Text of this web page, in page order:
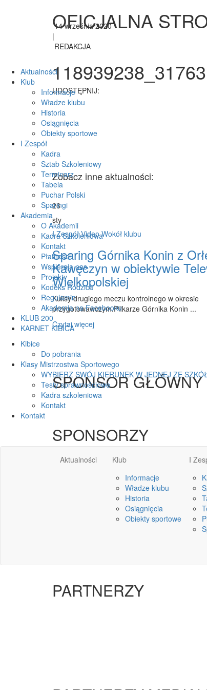
OFICJALNA
Aktualności
Klub
Informacje
Władze klubu
Historia
Osiągnięcia
Obiekty sportowe
I Zespół
Kadra
Sztab Szkoleniowy
Terminarz
Tabela
Puchar Polski
Sparingi
Akademia
O Akademii
Kadra Szkoleniowa
Kontakt
Płatności
Wspierają nas
Projekty
Kodeks Rodzica
Regulamin
Akademia na Facebooku
KLUB 200
KARNET KIBICA
Kibice
Do pobrania
Klasy Mistrzostwa Sportowego
WYBIERZ SWÓJ KIERUNEK W JEDNEJ ZE
Testy sprawnościowe
Kadra szkoleniowa
Kontakt
Kontakt
Aktualności
Klub
Informacje
Władze klubu
Historia
Osiągnięcia
Obiekty sportowe
I
14 września 2020
|
REDAKCJA
UDOSTĘPNIJ:
Facebook
Twitter
Zobacz inne aktualności:
26
sty
I Zespół Video Wokół klubu
Sparing Górnika Konin z
Kawęczyn w obiektywie
Wielkopolskiej
Kulisy drugiego meczu kontrolnego w okresie
przygotowawczym.Piłkarze Górnika Konin ...
Czytaj więcej
SPONSOR GŁÓWNY
SPONSORZY
PARTNERZY